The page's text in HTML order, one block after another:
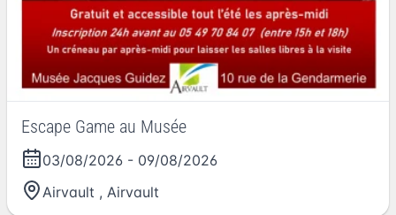
Escape Game au Musée
03/08/2026 - 09/08/2026
Airvault , Airvault